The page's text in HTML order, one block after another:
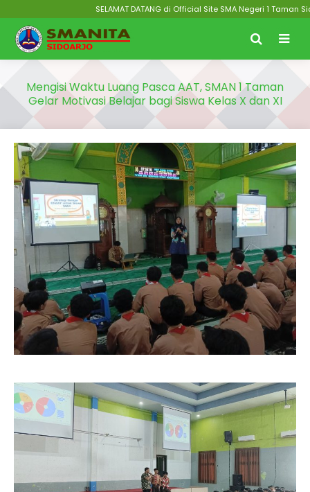
SELAMAT DATANG di Official Site SMA Negeri 1 Taman Sidoarjo
Mengisi Waktu Luang Pasca AAT, SMAN 1 Taman
Gelar Motivasi Belajar bagi Siswa Kelas X dan XI